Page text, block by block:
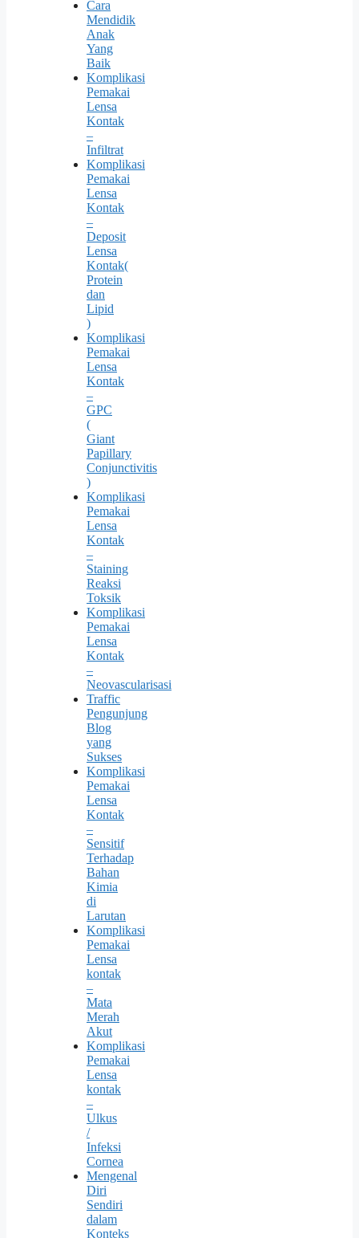
Cara
Mendidik
Anak
Yang
Baik
Komplikasi
Pemakai
Lensa
Kontak
–
Infiltrat
Komplikasi
Pemakai
Lensa
Kontak
–
Deposit
Lensa
Kontak(
Protein
dan
Lipid
)
Komplikasi
Pemakai
Lensa
Kontak
–
GPC
(
Giant
Papillary
Conjunctivitis
)
Komplikasi
Pemakai
Lensa
Kontak
–
Staining
Reaksi
Toksik
Komplikasi
Pemakai
Lensa
Kontak
–
Neovascularisasi
Traffic
Pengunjung
Blog
yang
Sukses
Komplikasi
Pemakai
Lensa
Kontak
–
Sensitif
Terhadap
Bahan
Kimia
di
Larutan
Komplikasi
Pemakai
Lensa
kontak
–
Mata
Merah
Akut
Komplikasi
Pemakai
Lensa
kontak
–
Ulkus
/
Infeksi
Cornea
Mengenal
Diri
Sendiri
dalam
Konteks